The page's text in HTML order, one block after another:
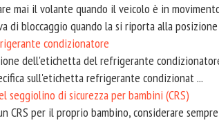
mai il volante quando il veicolo è in
di bloccaggio quando la si riporta alla
condizionatore
dell'etichetta del refrigerante
sull'etichetta refrigerante condizionat ...
seggiolino di sicurezza per bambini (CRS)
CRS per il proprio bambino, considerare